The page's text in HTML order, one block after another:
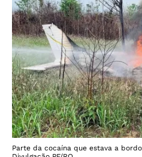
Parte da cocaína que estava a